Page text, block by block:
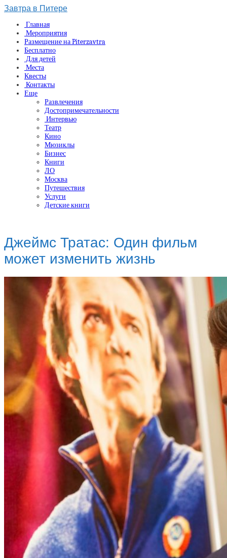
Завтра в Питере
Главная
Мероприятия
Размещение на Piterzavtra
Бесплатно
Для детей
Места
Квесты
Контакты
Еще
Развлечения
Достопримечательности
Интервью
Театр
Кино
Мюзиклы
Бизнес
Книги
ЛО
Москва
Путешествия
Услуги
Детские книги
Джеймс Тратас: Один фильм
может изменить жизнь